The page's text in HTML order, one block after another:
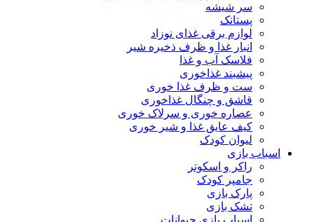
سر شیشه
پستانک
لوازم برقی غذای نوزاد
انبار غذا و ظرف ذخیره شیر
فلاسک آب و غذا
پیشبند غذاخوری
ست و ظرف غذا خوری
قاشق و چنگال غذاخوری
عصاره خوری و سرلاک خوری
کیف عایق غذا و شیر خوری
لیوان کودک
اسباب بازی
راکر و اسکوتر
جامپر کودک
پارک بازی
تشک بازی
اسباب بازی حیوانات